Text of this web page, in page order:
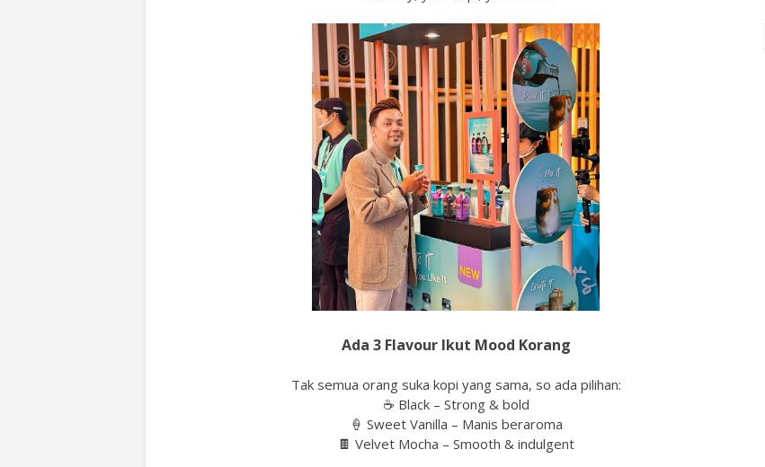
Ada 3 Flavour Ikut Mood Korang
Tak semua orang suka kopi yang sama, so ada pilihan:
☕ Black – Strong & bold
🍦 Sweet Vanilla – Manis beraroma
🍫 Velvet Mocha – Smooth & indulgent